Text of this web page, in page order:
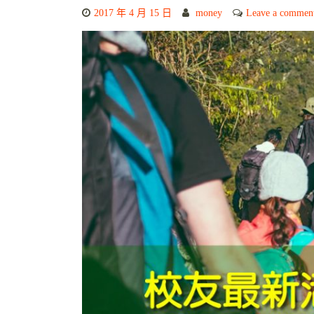
2017 年 4 月 15 日 money Leave a